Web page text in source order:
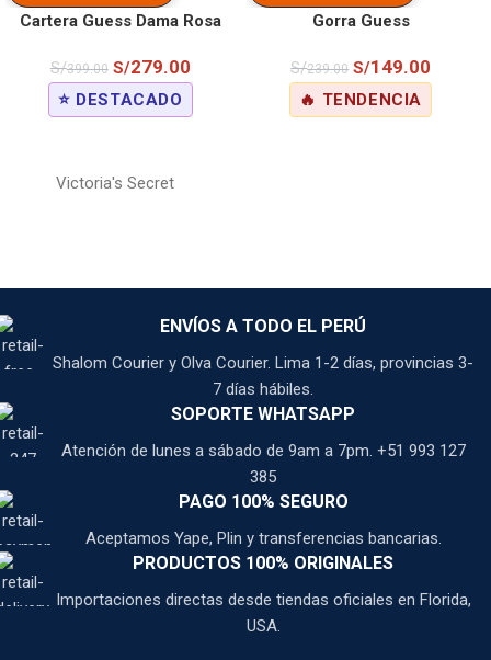
Cartera Guess Dama Rosa
S/399.00 S/279.00
⭐ DESTACADO
Gorra Guess
S/239.00 S/149.00
🔥 TENDENCIA
Victoria's Secret
ENVÍOS A TODO EL PERÚ
Shalom Courier y Olva Courier. Lima 1-2 días, provincias 3-
7 días hábiles.
SOPORTE WHATSAPP
Atención de lunes a sábado de 9am a 7pm. +51 993 127
385
PAGO 100% SEGURO
Aceptamos Yape, Plin y transferencias bancarias.
PRODUCTOS 100% ORIGINALES
Importaciones directas desde tiendas oficiales en Florida,
USA.